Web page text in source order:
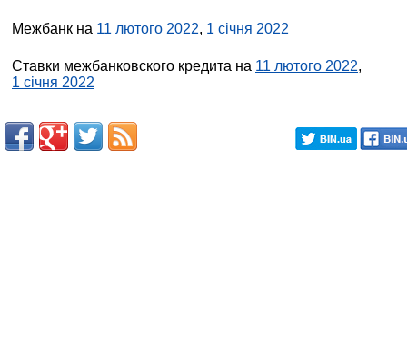
Межбанк на 11 лютого 2022, 1 січня 2022
Ставки межбанковского кредита на 11 лютого 2022,
1 січня 2022